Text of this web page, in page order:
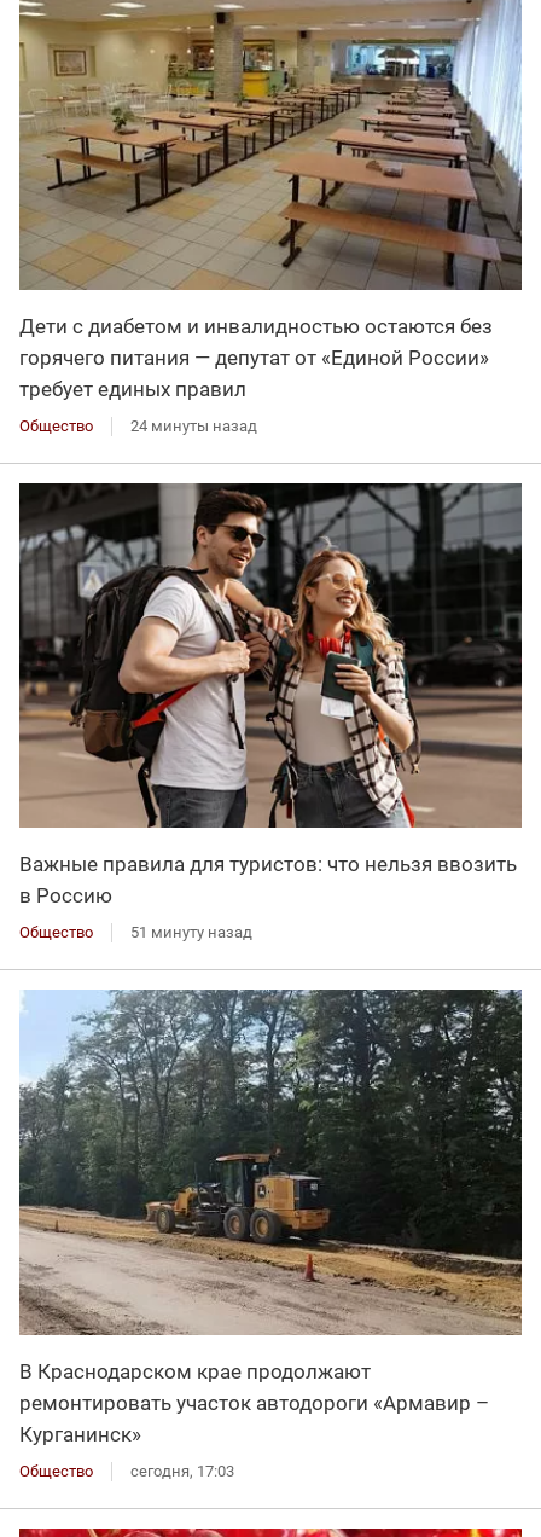
Дети с диабетом и инвалидностью остаются без
горячего питания — депутат от «Единой России»
требует единых правил
Общество 24 минуты назад
Важные правила для туристов: что нельзя ввозить
в Россию
Общество 51 минуту назад
В Краснодарском крае продолжают
ремонтировать участок автодороги «Армавир –
Курганинск»
Общество сегодня, 17:03